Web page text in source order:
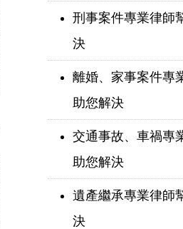
刑事案件專業律師
決
離婚、家事案件專
助您解決
交通事故、車禍專
助您解決
遺產繼承專業律師
決